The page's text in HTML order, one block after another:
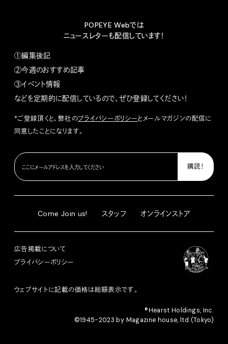
POPEYE Webでは
ニュースレターも配信しています！
①編集後記
②今週のおすすめ記事
③イベント情報
などを定期的に配信しているので、ぜひ登録してください！
*ご登録頂くと、弊社のプライバシーポリシーとメールマガジンの配信に
同意したことになります。
Come Join us! スタッフ オンラインストア
広告掲載について
プライバシーポリシー
ウェブサイトに記載の価格は総額表示です。
®︎Hearst Holdings, Inc.
©1945-2023 by Magazine house, ltd.(Tokyo)